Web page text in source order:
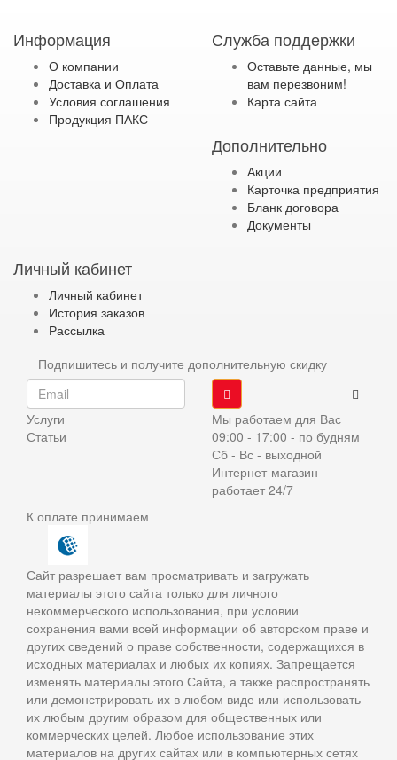
Информация
О компании
Доставка и Оплата
Условия соглашения
Продукция ПАКС
Служба поддержки
Оставьте данные, мы
вам перезвоним!
Карта сайта
Дополнительно
Акции
Карточка предприятия
Бланк договора
Документы
Личный кабинет
Личный кабинет
История заказов
Рассылка
Подпишитесь и получите дополнительную скидку
Услуги
Статьи
Мы работаем для Вас
09:00 - 17:00 - по будням
Сб - Вс - выходной
Интернет-магазин
работает 24/7
К оплате принимаем
Сайт разрешает вам просматривать и загружать
материалы этого сайта только для личного
некоммерческого использования, при условии
сохранения вами всей информации об авторском праве и
других сведений о праве собственности, содержащихся в
исходных материалах и любых их копиях. Запрещается
изменять материалы этого Сайта, а также распространять
или демонстрировать их в любом виде или использовать
их любым другим образом для общественных или
коммерческих целей. Любое использование этих
материалов на других сайтах или в компьютерных сетях